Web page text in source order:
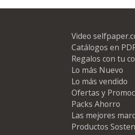
Video
Catálogos en
Regalos con tu
Lo más Nuevo
Lo más vendido
Ofertas y
Packs Ahorro
Las mejores
Productos